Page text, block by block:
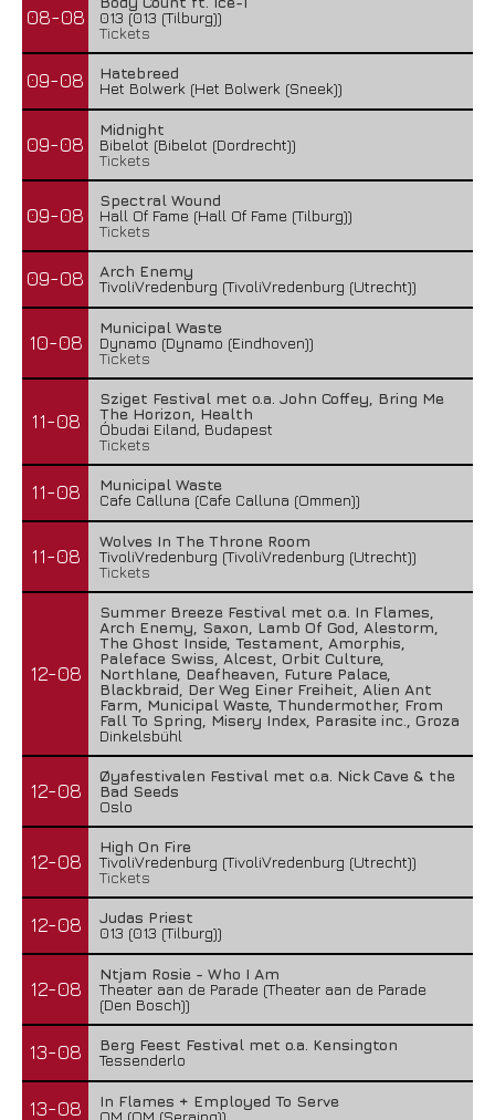
08-08
013 (013 (Tilburg))
Tickets
09-08
Hatebreed
Het Bolwerk (Het Bolwerk (Sneek))
09-08
Midnight
Bibelot (Bibelot (Dordrecht))
Tickets
09-08
Spectral Wound
Hall Of Fame (Hall Of Fame (Tilburg))
Tickets
09-08
Arch Enemy
TivoliVredenburg (TivoliVredenburg (Utrecht))
10-08
Municipal Waste
Dynamo (Dynamo (Eindhoven))
Tickets
11-08
Sziget Festival met o.a. John Coffey, Bring Me
The Horizon, Health
Óbudai Eiland, Budapest
Tickets
11-08
Municipal Waste
Cafe Calluna (Cafe Calluna (Ommen))
11-08
Wolves In The Throne Room
TivoliVredenburg (TivoliVredenburg (Utrecht))
Tickets
12-08
Summer Breeze Festival met o.a. In Flames,
Arch Enemy, Saxon, Lamb Of God, Alestorm,
The Ghost Inside, Testament, Amorphis,
Paleface Swiss, Alcest, Orbit Culture,
Northlane, Deafheaven, Future Palace,
Blackbraid, Der Weg Einer Freiheit, Alien Ant
Farm, Municipal Waste, Thundermother, From
Fall To Spring, Misery Index, Parasite inc., Groza
Dinkelsbühl
12-08
Øyafestivalen Festival met o.a. Nick Cave & the
Bad Seeds
Oslo
12-08
High On Fire
TivoliVredenburg (TivoliVredenburg (Utrecht))
Tickets
12-08
Judas Priest
013 (013 (Tilburg))
12-08
Ntjam Rosie - Who I Am
Theater aan de Parade (Theater aan de Parade
(Den Bosch))
13-08
Berg Feest Festival met o.a. Kensington
Tessenderlo
13-08
In Flames + Employed To Serve